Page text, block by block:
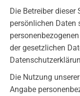
Die Betreiber dieser
persönlichen Daten
der gesetzlichen
Die Nutzung
Angabe